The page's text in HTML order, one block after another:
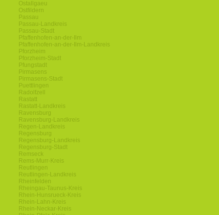
Ostallgaeu
Ostfildern
Passau
Passau-Landkreis
Passau-Stadt
Pfaffenhofen-an-der-Ilm
Pfaffenhofen-an-der-Ilm-Landkreis
Pforzheim
Pforzheim-Stadt
Pfungstadt
Pirmasens
Pirmasens-Stadt
Puettlingen
Radolfzell
Rastatt
Rastatt-Landkreis
Ravensburg
Ravensburg-Landkreis
Regen-Landkreis
Regensburg
Regensburg-Landkreis
Regensburg-Stadt
Remseck
Rems-Murr-Kreis
Reutlingen
Reutlingen-Landkreis
Rheinfelden
Rheingau-Taunus-Kreis
Rhein-Hunsrueck-Kreis
Rhein-Lahn-Kreis
Rhein-Neckar-Kreis